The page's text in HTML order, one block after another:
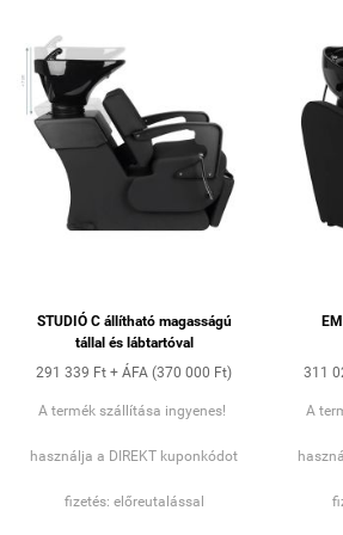
STUDIÓ C állítható magasságú
tállal és lábtartóval
291 339 Ft + ÁFA (370 000 Ft)
A termék szállítása ingyenes!
használja a DIREKT kuponkódot
fizetés: előreutalással
311
A